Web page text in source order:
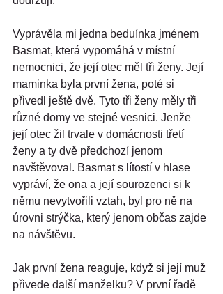
Vyprávěla mi jedna beduínka jménem
Basmat, která vypomáhá v místní
nemocnici, že její otec měl tři ženy. Její
maminka byla první žena, poté si
přivedl ještě dvě. Tyto tři ženy měly tři
různé domy ve stejné vesnici. Jenže
její otec žil trvale v domácnosti třetí
ženy a ty dvě předchozí jenom
navštěvoval. Basmat s lítostí v hlase
vypráví, že ona a její sourozenci si k
němu nevytvořili vztah, byl pro ně na
úrovni strýčka, který jenom občas zajde
na návštěvu.
Jak první žena reaguje, když si její muž
přivede další manželku? V první řadě